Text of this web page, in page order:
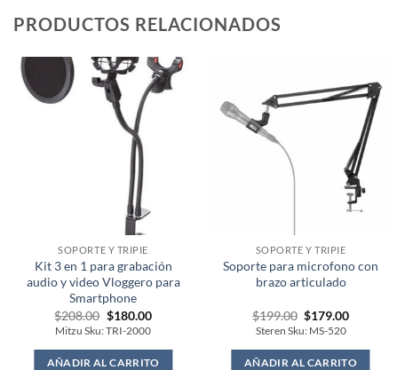
PRODUCTOS RELACIONADOS
SOPORTE Y TRIPIE
Kit 3 en 1 para grabación
audio y video Vloggero para
Smartphone
$208.00 Original
price
was:
$208.00.
$180.00Current
price
$180.00.
Mitzu Sku: TRI-2000
AÑADIR AL CARRITO
SOPORTE Y TRIPIE
Soporte para microfono con
brazo articulado
$199.00 Original
price
was:
$199.00.
$179.00Current
$179.00.
Steren Sku: MS-520
AÑADIR AL CARRITO